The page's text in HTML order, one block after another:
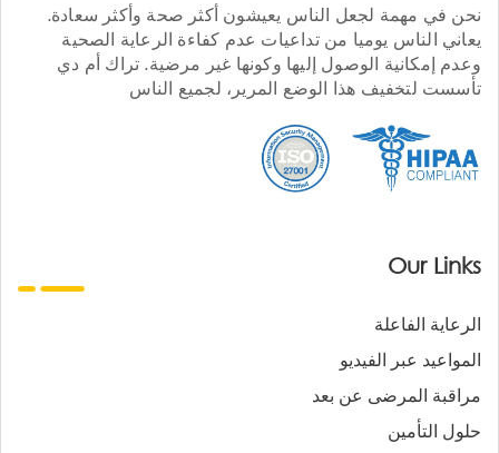
نحن في مهمة لجعل الناس يعيشون أكثر صحة وأكثر سعادة.
يعاني الناس يوميا من تداعيات عدم كفاءة الرعاية الصحية
وعدم إمكانية الوصول إليها وكونها غير مرضية. تراك أم دي
تأسست لتخفيف هذا الوضع المرير، لجميع الناس
Our Links
الرعاية الفاعلة
المواعيد عبر الفيديو
مراقبة المرضى عن بعد
حلول التأمين